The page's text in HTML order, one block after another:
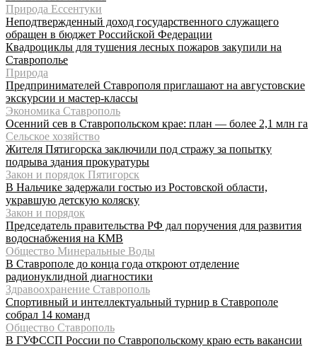
Природа Ессентуки
Неподтвержденный доход государственного служащего
обращен в бюджет Российской Федерации
Квадроциклы для тушения лесных пожаров закупили на
Ставрополье
Природа
Предпринимателей Ставрополя приглашают на августовские
экскурсии и мастер-классы
Экономика Ставрополь
Осенний сев в Ставропольском крае: план — более 2,1 млн га
Сельское хозяйство
Жителя Пятигорска заключили под стражу за попытку
подрыва здания прокуратуры
Закон и порядок Пятигорск
В Нальчике задержали гостью из Ростовской области,
укравшую детскую коляску
Закон и порядок
Председатель правительства РФ дал поручения для развития
водоснабжения на КМВ
Общество Минеральные Воды
В Ставрополе до конца года откроют отделение
радионуклидной диагностики
Здравоохранение Ставрополь
Спортивный и интеллектуальный турнир в Ставрополе
собрал 14 команд
Общество Ставрополь
В ГУФССП России по Ставропольскому краю есть вакансии